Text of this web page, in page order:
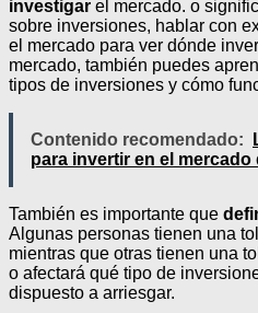
investigar el mercado. o
sobre inversiones, hablar con
el mercado para ver dónde
mercado, también puedes
tipos de inversiones y cómo
Contenido recomendado:
para invertir en el mercado
También es importante que
Algunas personas tienen una
mientras que otras tienen una
o afectará qué tipo de
dispuesto a arriesgar.